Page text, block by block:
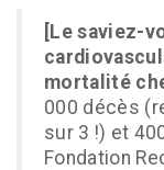
[Le saviez-
mortalité
000 décès
sur 3 !) et
Fondation